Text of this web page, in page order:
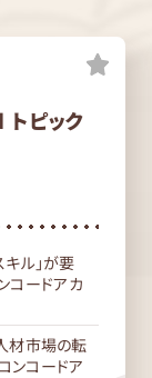
ピック
キル」が要
コードアカ
材市場の転
ンコードア